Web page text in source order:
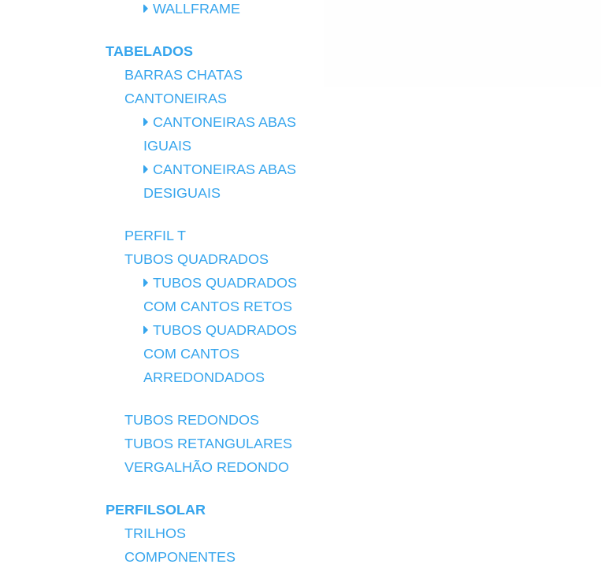
WALLFRAME
TABELADOS
BARRAS CHATAS
CANTONEIRAS
CANTONEIRAS ABAS
IGUAIS
CANTONEIRAS ABAS
DESIGUAIS
PERFIL T
TUBOS QUADRADOS
TUBOS QUADRADOS
COM CANTOS RETOS
TUBOS QUADRADOS
COM CANTOS
ARREDONDADOS
TUBOS REDONDOS
TUBOS RETANGULARES
VERGALHÃO REDONDO
PERFILSOLAR
TRILHOS
COMPONENTES